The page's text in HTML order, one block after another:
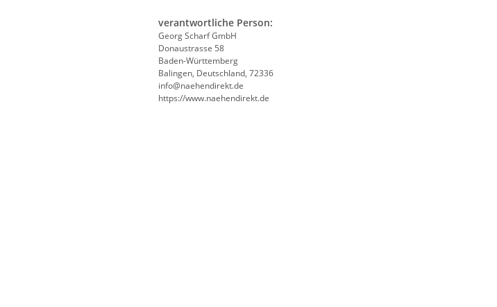
verantwortliche Person:
Georg Scharf GmbH
Donaustrasse 58
Baden-Württemberg
Balingen, Deutschland, 72336
info@naehendirekt.de
https://www.naehendirekt.de